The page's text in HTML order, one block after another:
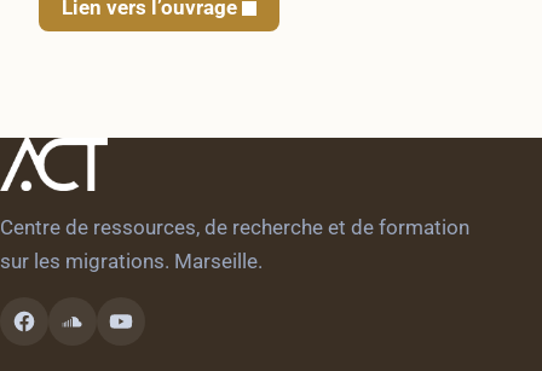
Lien vers l’ouvrage
Centre de ressources, de recherche et de formation
sur les migrations. Marseille.